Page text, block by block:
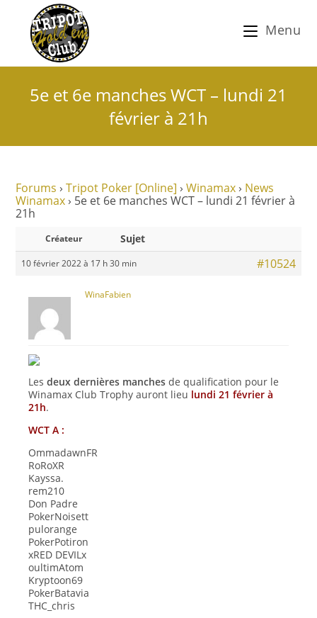
Menu
5e et 6e manches WCT – lundi 21
février à 21h
Forums › Tripot Poker [Online] › Winamax › News
Winamax › 5e et 6e manches WCT – lundi 21 février à
21h
Créateur Sujet
10 février 2022 à 17 h 30 min #10524
WinaFabien
Lesdeux dernières manches de qualification pour le
Winamax Club Trophy auront lieu lundi 21 février à
21h.
WCT A :
OmmadawnFR
RoRoXR
Kayssa.
rem210
Don Padre
PokerNoisett
pulorange
PokerPotiron
xRED DEVILx
oultimAtom
Kryptoon69
PokerBatavia
THC_chris